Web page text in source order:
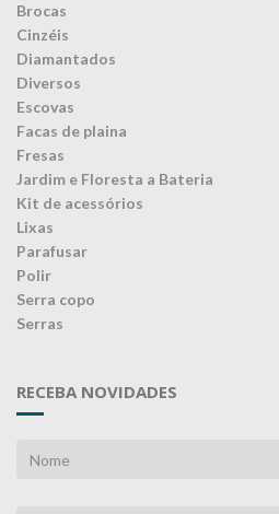
Brocas
Cinzéis
Diamantados
Diversos
Escovas
Facas de plaina
Fresas
Jardim e Floresta a Bateria
Kit de acessórios
Lixas
Parafusar
Polir
Serra copo
Serras
RECEBA NOVIDADES